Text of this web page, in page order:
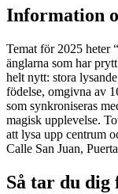
Information
Temat för 2025 heter
änglarna som har
helt nytt: stora
födelse, omgivna av
som synkroniseras
magisk upplevelse.
att lysa upp centrum
Calle San Juan,
Så tar du